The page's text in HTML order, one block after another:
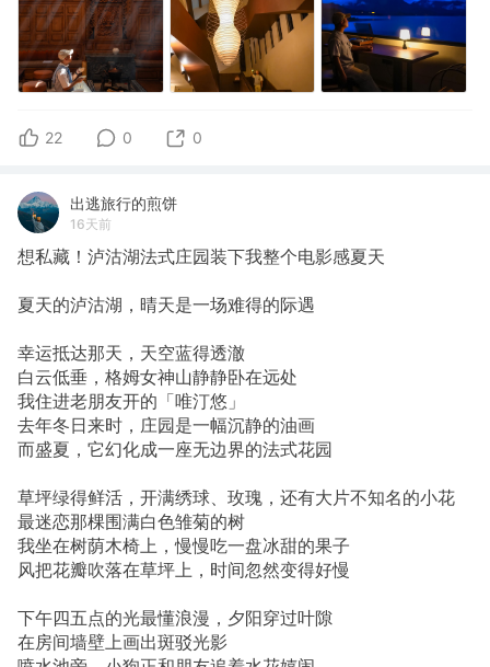
22 0 0
出逃旅行的煎饼
16天前
想私藏！泸沽湖法式庄园装下我整个电影感夏天
夏天的泸沽湖，晴天是一场难得的际遇
幸运抵达那天，天空蓝得透澈
白云低垂，格姆女神山静静卧在远处
我住进老朋友开的「唯汀悠」
去年冬日来时，庄园是一幅沉静的油画
而盛夏，它幻化成一座无边界的法式花园
草坪绿得鲜活，开满绣球、玫瑰，还有大片不知名的小花
最迷恋那棵围满白色雏菊的树
我坐在树荫木椅上，慢慢吃一盘冰甜的果子
风把花瓣吹落在草坪上，时间忽然变得好慢
下午四五点的光最懂浪漫，夕阳穿过叶隙
在房间墙壁上画出斑驳光影